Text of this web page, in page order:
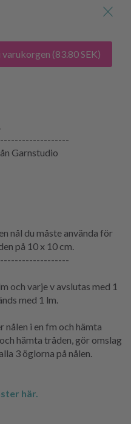
varukorgen (83.80 SEK)
Garnstudio
nål du måste använda för
på 10 x 10 cm.
och varje v avslutas med 1
med 1 lm.
nålen i en fm och hämta
hämta tråden, gör omslag
3 öglorna på nålen.
här.